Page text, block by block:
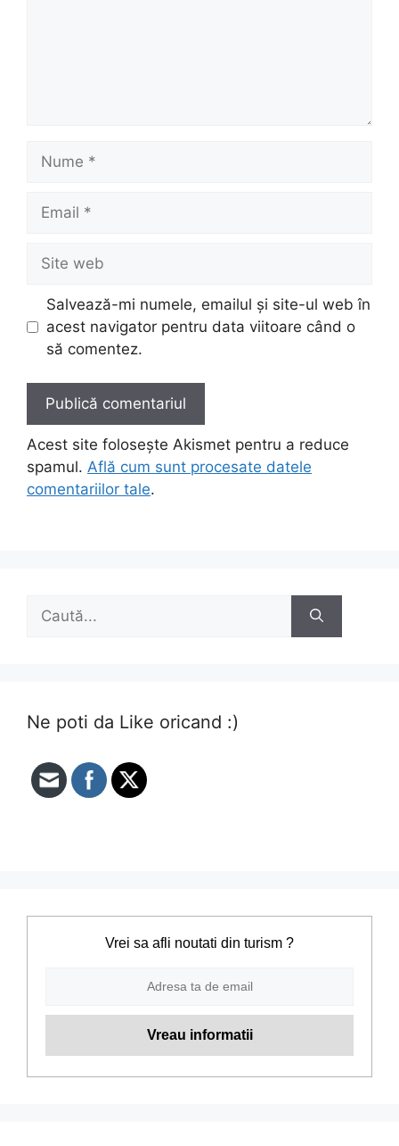
web
Salvează-mi numele, emailul și site-ul web în
acest navigator pentru data viitoare când o
să comentez.
Acest site folosește Akismet pentru a reduce
spamul. Află cum sunt procesate datele
comentariilor tale.
după:
Ne poti da Like oricand :)
Vrei sa afli noutati din turism ?